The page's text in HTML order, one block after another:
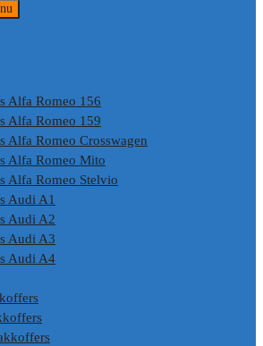
Alfa Romeo 156
Alfa Romeo 159
Alfa Romeo Crosswagen
Alfa Romeo Mito
Alfa Romeo Stelvio
Audi A1
Audi A2
Audi A3
Audi A4